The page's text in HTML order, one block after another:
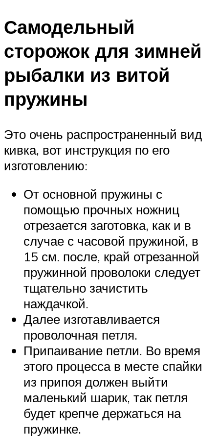
Самодельный
сторожок для зимней
рыбалки из витой
пружины
Это очень распространенный вид
кивка, вот инструкция по его
изготовлению:
От основной пружины с
помощью прочных ножниц
отрезается заготовка, как и в
случае с часовой пружиной, в
15 см. после, край отрезанной
пружинной проволоки следует
тщательно зачистить
наждачкой.
Далее изготавливается
проволочная петля.
Припаивание петли. Во время
этого процесса в месте спайки
из припоя должен выйти
маленький шарик, так петля
будет крепче держаться на
пружинке.